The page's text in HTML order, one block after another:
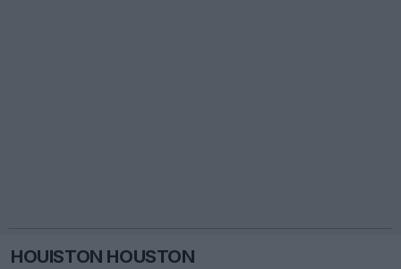
HOUISTON HOUSTON